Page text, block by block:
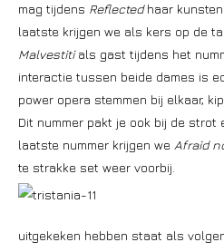
mag tijdens Reflectedhaar
laatste krijgen we als kers op de
Malvestitials gast tijdens het
interactie tussen beide dames is
power opera stemmen bij elkaar,
Dit nummer pakt je ook bij de strot
laatste nummer krijgen we Afraid
te strakke set weer voorbij.
uitgekeken hebben staat als